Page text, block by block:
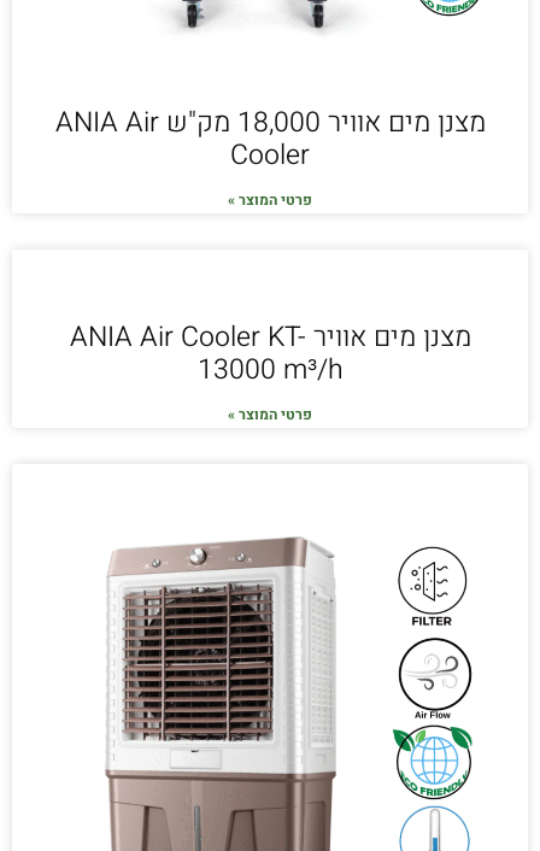
מצנן מים אוויר 18,000 מק"ש ANIA Air
Cooler
פרטי המוצר »
מצנן מים אוויר ANIA Air Cooler KT-
13000 m³/h
פרטי המוצר »